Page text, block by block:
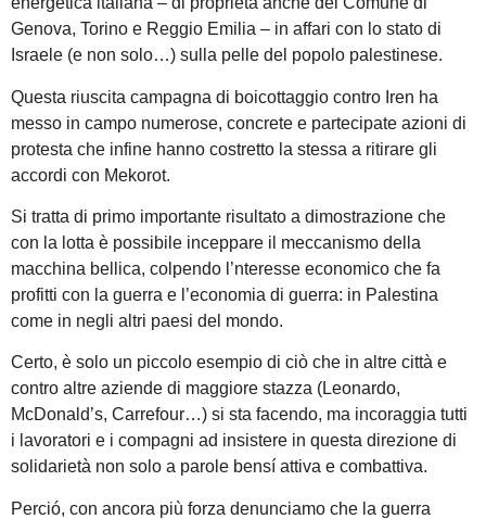
Genova, Torino e Reggio Emilia – in affari con lo stato di
Israele (e non solo…) sulla pelle del popolo palestinese.
Questa riuscita campagna di boicottaggio contro Iren ha
messo in campo numerose, concrete e partecipate azioni di
protesta che infine hanno costretto la stessa a ritirare gli
accordi con Mekorot.
Si tratta di primo importante risultato a dimostrazione che
con la lotta è possibile inceppare il meccanismo della
macchina bellica, colpendo l’nteresse economico che fa
profitti con la guerra e l’economia di guerra: in Palestina
come in negli altri paesi del mondo.
Certo, è solo un piccolo esempio di ciò che in altre città e
contro altre aziende di maggiore stazza (Leonardo,
McDonald’s, Carrefour…) si sta facendo, ma incoraggia tutti
i lavoratori e i compagni ad insistere in questa direzione di
solidarietà non solo a parole bensí attiva e combattiva.
Perció, con ancora più forza denunciamo che la guerra